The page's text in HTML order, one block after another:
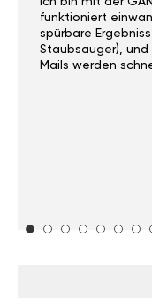
funktioniert
spürbare
Staubsauger),
Mails werden